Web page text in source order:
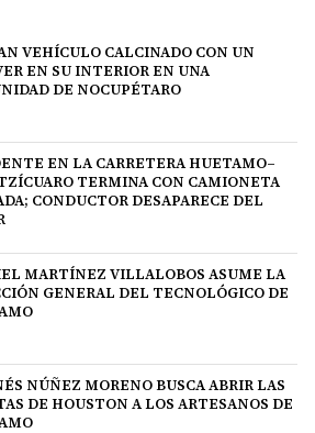
VEHÍCULO CALCINADO CON UN
EN SU INTERIOR EN UNA
DE NOCUPÉTARO
EN LA CARRETERA HUETAMO–
TERMINA CON CAMIONETA
CONDUCTOR DESAPARECE DEL
MARTÍNEZ VILLALOBOS ASUME LA
GENERAL DEL TECNOLÓGICO DE
NÚÑEZ MORENO BUSCA ABRIR LAS
DE HOUSTON A LOS ARTESANOS DE